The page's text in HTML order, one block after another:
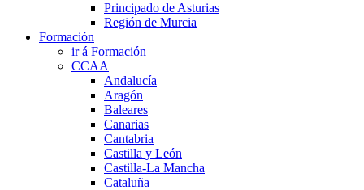
Principado de Asturias
Región de Murcia
Formación
ir á Formación
CCAA
Andalucía
Aragón
Baleares
Canarias
Cantabria
Castilla y León
Castilla-La Mancha
Cataluña